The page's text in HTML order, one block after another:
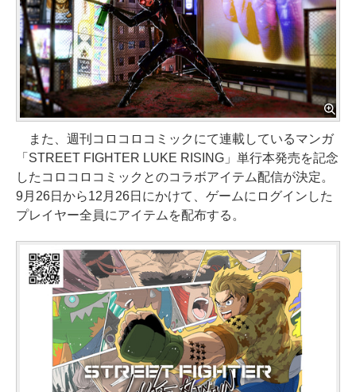
また、週刊コロコロコミックにて連載しているマンガ
「STREET FIGHTER LUKE RISING」単行本発売を記念
したコロコロコミックとのコラボアイテム配信が決定。
9月26日から12月26日にかけて、ゲームにログインした
プレイヤー全員にアイテムを配布する。